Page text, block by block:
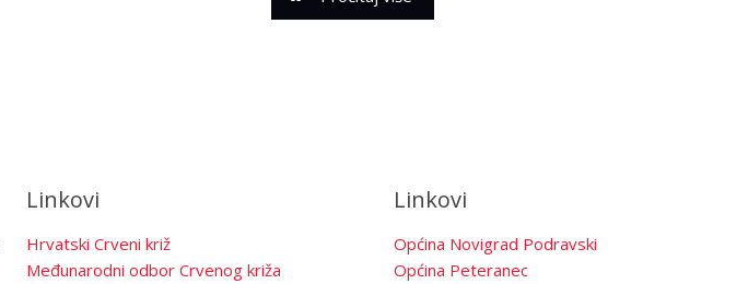
Linkovi
Hrvatski Crveni križ
Međunarodni odbor Crvenog križa
Linkovi
Općina Novigrad Podravski
Općina Peteranec